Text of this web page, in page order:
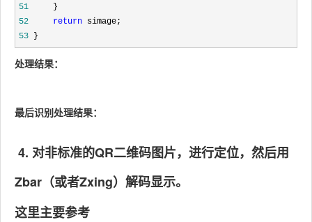
51
52
return
53 }
处理结果：
最后识别处理结果：
4. 对非标准的QR二维码图片， 进行定位，然后用
Zbar（或者Zxing）解码显示。
这里主要参考